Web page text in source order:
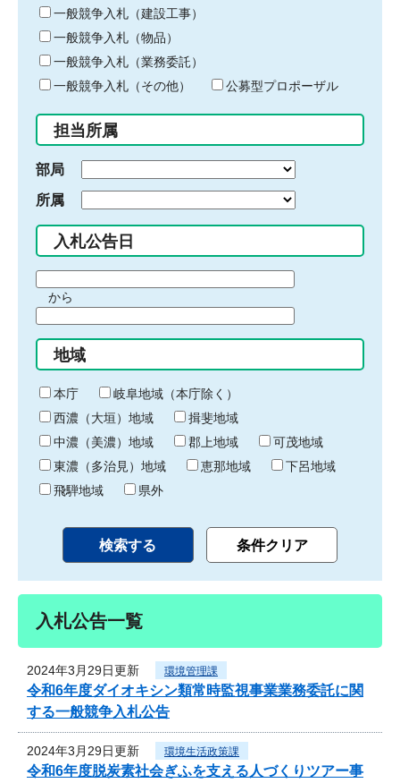
キ
ー
ワ
ー
ド
入
力
一般競争入札（建設工事）
一般競争入札（物品）
一般競争入札（業務委託）
一般競争入札（その他）
公募型プロポーザル
担当所属
部局
所属
入札公告日
間
始
り
から
間
終
わ
り
地域
本庁
岐阜地域（本庁除く）
西濃（大垣）地域
揖斐地域
中濃（美濃）地域
郡上地域
可茂地域
東濃（多治見）地域
恵那地域
下呂地域
飛騨地域
県外
入札公告一覧
2024年3月29日更新 環境管理課
令和6年度ダイオキシン類常時監視事業業務委託に関
する一般競争入札公告
2024年3月29日更新 環境生活政策課
令和6年度脱炭素社会ぎふを支える人づくりツアー事